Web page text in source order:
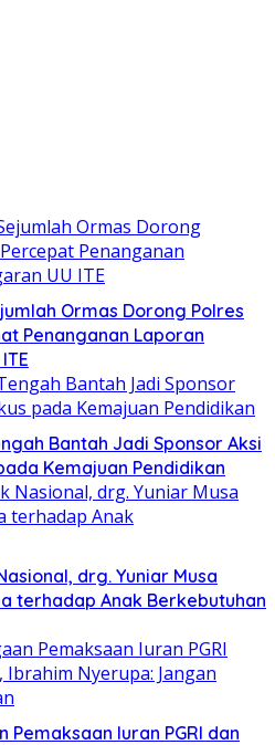
Ormas Dorong Polres
Penanganan Laporan
Bantah Jadi Sponsor Aksi
Kemajuan Pendidikan
drg. Yuniar Musa
terhadap Anak Berkebutuhan
Pemaksaan Iuran PGRI dan